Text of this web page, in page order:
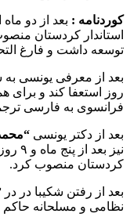
کوردنامه : بعد از دو
توسعه داشت و فارغ
فرانسوی به فارسی ترجمه کرده‌ است. یونسی از
بعد از دکتر یونسی
کردستان منصوب کرد.
بعد از رفتن شکیبا در در ۳ دی ماه ۱۳۵۸ نوبت به
نظامی و مسلحانه حاکم